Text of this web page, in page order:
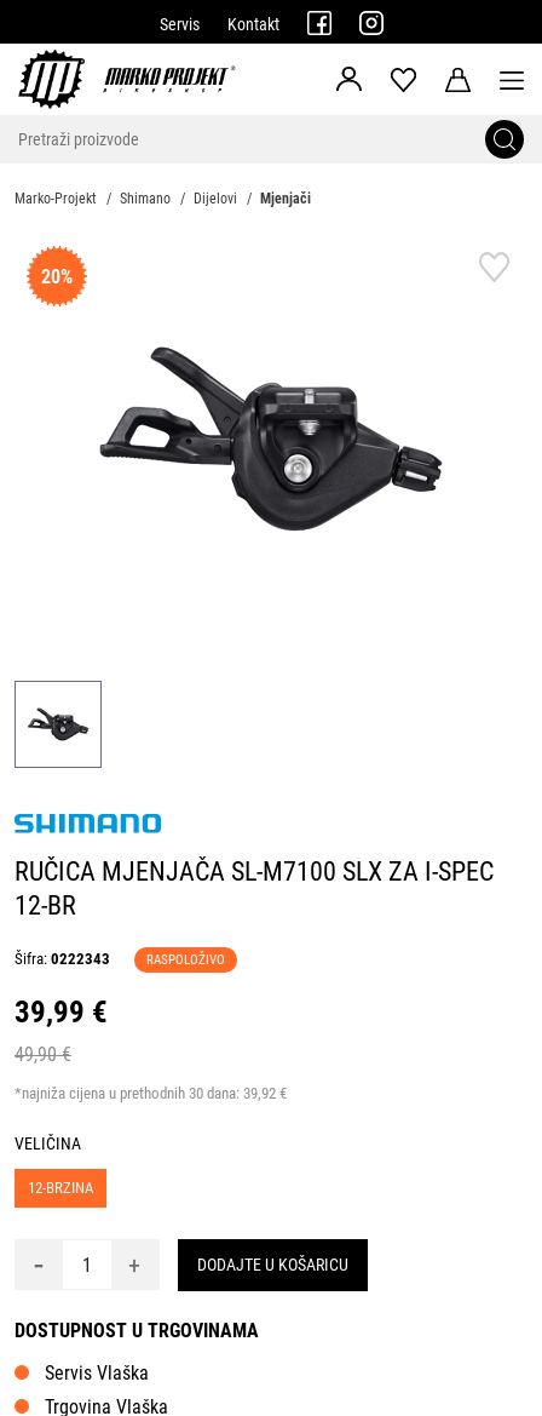
Servis Kontakt
Marko-Projekt Shimano Dijelovi Mjenjači
20%
RUČICA MJENJAČA SL-M7100 SLX ZA I-SPEC
12-BR
Šifra: 0222343 RASPOLOŽIVO
39,99 €
49,90 €
*najniža cijena u prethodnih 30 dana: 39,92 €
VELIČINA
12-BRZINA
- + DODAJTE U KOŠARICU
DOSTUPNOST U TRGOVINAMA
Servis Vlaška
Trgovina Vlaška